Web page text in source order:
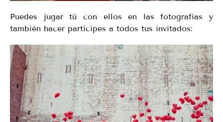
Puedes jugar tú con ellos en las fotografías y
también hacer partícipes a todos tus invitados: